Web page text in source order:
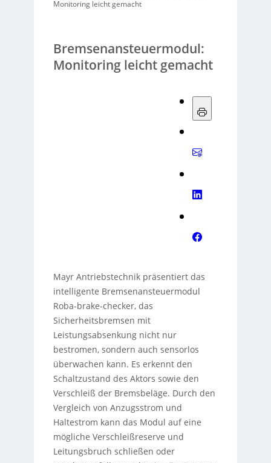
Monitoring leicht gemacht
Bremsenansteuermodul:
Monitoring leicht gemacht
Mayr Antriebstechnik präsentiert das
intelligente Bremsenansteuermodul
Roba-brake-checker, das
Sicherheitsbremsen mit
Leistungsabsenkung nicht nur
bestromen, sondern auch sensorlos
überwachen kann. Es erkennt den
Schaltzustand des Aktors sowie den
Verschleiß der Bremsbeläge. Durch den
Vergleich von Anzugsstrom und
Haltestrom kann das Modul auf eine
mögliche Verschleißreserve und
Leitungsbruch schließen oder